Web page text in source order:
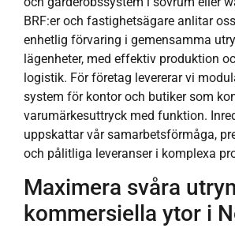
BRF:er och fastighetsägare anlitar
enhetlig förvaring i gemensamma
lägenheter, med effektiv produktion
logistik. För företag levererar vi
system för kontor och butiker som
varumärkesuttryck med funktion.
uppskattar vår samarbetsförmåga,
och pålitliga leveranser i komplexa
Maximera svåra
kommersiella ytor i